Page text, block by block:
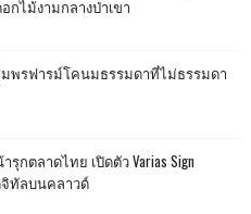
กไม้งามกลางป่าเขา
พรฟารม์โคนมธรรมดาที่ไม่ธรรมดา
ารุกตลาดไทย เปิดตัว Varias Sign
ทัลบนคลาวด์